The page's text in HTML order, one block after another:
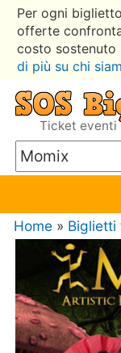
Per ogni
offerte
costo sostenuto
di più su chi
Ticket eventi
Home » Biglietti